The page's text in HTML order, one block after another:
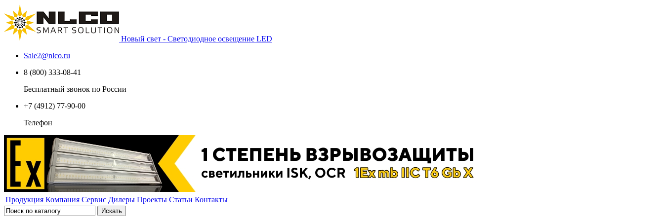
Новый свет - Светодиодное освещение LED
Sale2@nlco.ru
8 (800) 333-08-41
Бесплатный звонок по России
+7 (4912) 77-90-00
Телефон
Продукция Компания Сервис Дилеры Проекты Статьи Контакты